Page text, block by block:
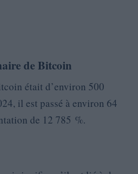
de Bitcoin
était d’environ 500
il est passé à environ 64
de 12 785 %.